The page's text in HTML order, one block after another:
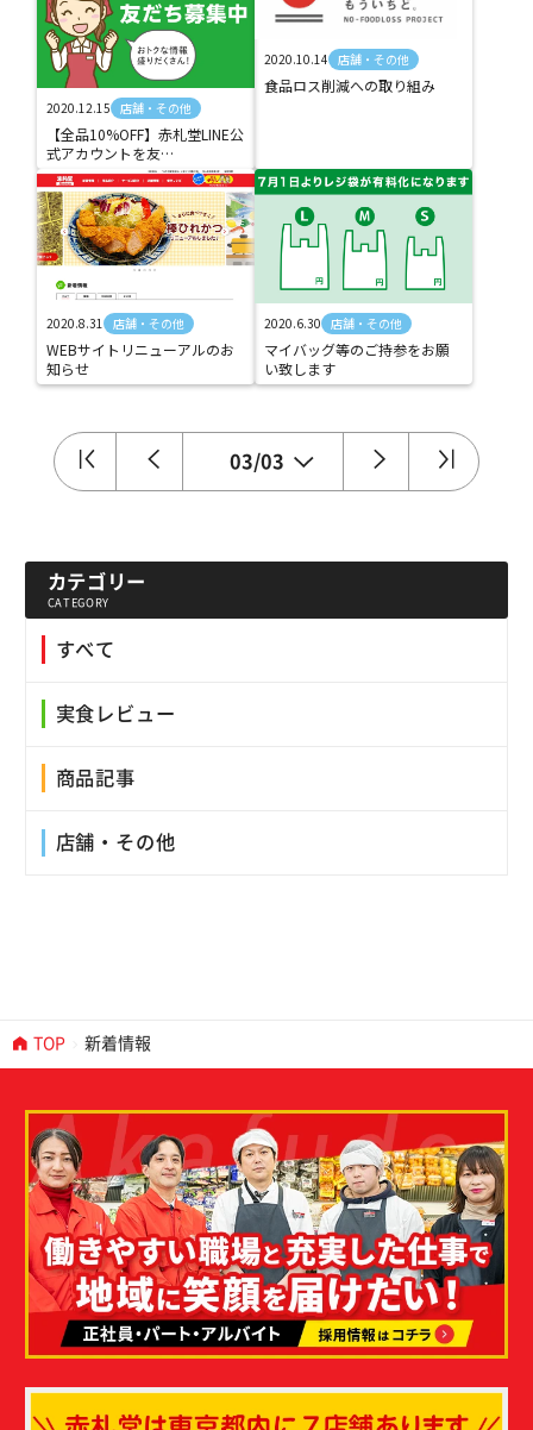
TOP 新着情報
2020.12.15 店舗・その他
【全品10%OFF】赤札堂LINE公
式アカウントを友…
2020.10.14 店舗・その他
食品ロス削減への取り組み
2020.8.31 店舗・その他
WEBサイトリニューアルのお
知らせ
2020.6.30 店舗・その他
マイバッグ等のご持参をお願
い致します
カテゴリー
CATEGORY
すべて
実食レビュー
商品記事
店舗・その他